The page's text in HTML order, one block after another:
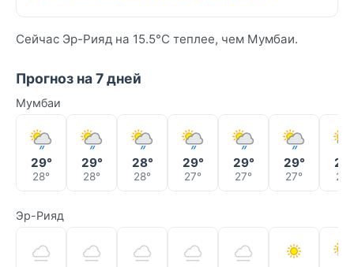
Сейчас Эр-Рияд на 15.5°C теплее, чем Мумбаи.
Прогноз на 7 дней
Мумбаи
29°
28°
29°
28°
28°
28°
29°
27°
29°
27°
29°
27° 27°
Эр-Рияд